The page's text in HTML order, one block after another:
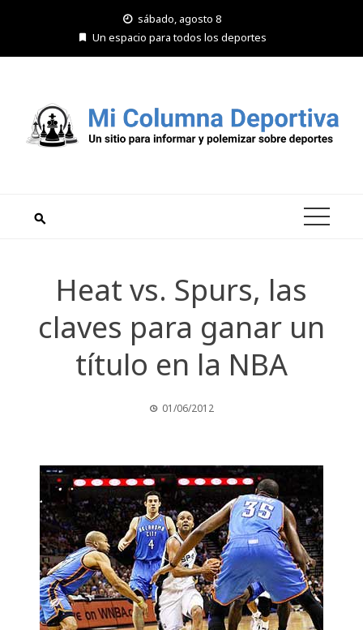
sábado, agosto 8
Un espacio para todos los deportes
Heat vs. Spurs, las
claves para ganar un
título en la NBA
01/06/2012